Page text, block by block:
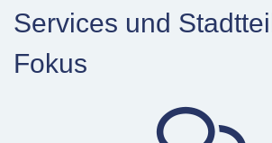
Services und
Fokus